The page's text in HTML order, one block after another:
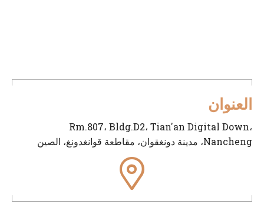
العنوان
Rm.807، Bldg.D2، Tian'an Digital Down،
Nancheng، مدينة دونغقوان، مقاطعة قوانغدونغ، الصين